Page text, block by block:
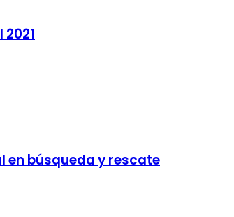
búsqueda y rescate